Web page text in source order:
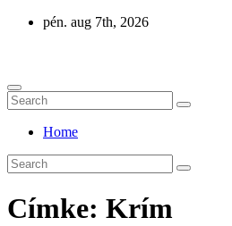
Skip
pén. aug 7th, 2026
Home
Címke: Krím